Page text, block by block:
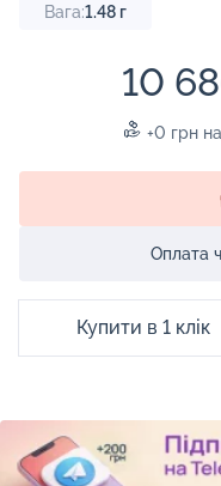
Вага:1.48 г
10
+0 грн
Оплата
Купити в 1 клік